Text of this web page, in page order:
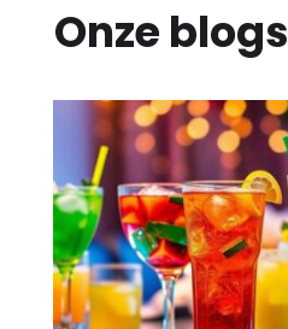
Onze blogs